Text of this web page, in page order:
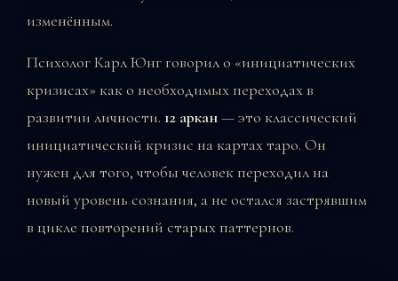
изменённым.
Психолог Карл Юнг говорил о «инициатических
кризисах» как о необходимых переходах в
развитии личности. 12 аркан— это классический
инициатический кризис на картах таро. Он
нужен для того, чтобы человек переходил на
новый уровень сознания, а не остался застрявшим
в цикле повторений старых паттернов.